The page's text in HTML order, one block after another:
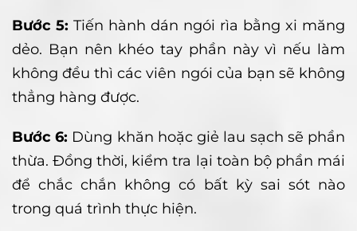
Bước 5: Tiến hành dán ngói rìa bằng xi măng
dẻo. Bạn nên khéo tay phần này vì nếu làm
không đều thì các viên ngói của bạn sẽ không
thẳng hàng được.
Bước 6: Dùng khăn hoặc giẻ lau sạch sẽ phần
thừa. Đồng thời, kiểm tra lại toàn bộ phần mái
để chắc chắn không có bất kỳ sai sót nào
trong quá trình thực hiện.